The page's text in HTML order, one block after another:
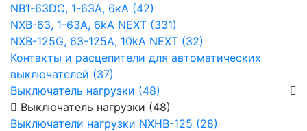
NB1-63DC, 1-63А, 6кА (42)
NXB-63, 1-63А, 6kA NEXT (331)
NXB-125G, 63-125А, 10kA NEXT (32)
Контакты и расцепители для автоматических
выключателей (37)
Выключатель нагрузки (48)
Выключатель нагрузки (48)
Выключатели нагрузки NXHB-125 (28)